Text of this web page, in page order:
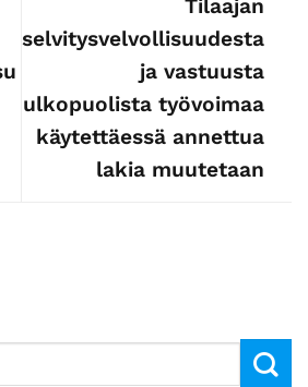
Tilaajan
selvitysvelvollisuudesta
ja vastuusta
ulkopuolista työvoimaa
käytettäessä annettua
lakia muutetaan